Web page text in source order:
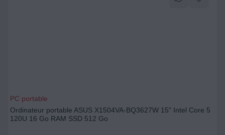
PC portable
Ordinateur portable ASUS X1504VA-BQ3627W 15" Intel Core 5
120U 16 Go RAM SSD 512 Go